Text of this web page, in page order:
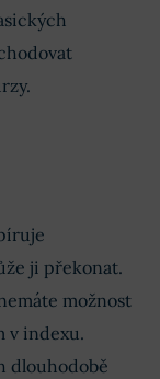
ji překonat.
možnost
v indexu.
dlouhodobě